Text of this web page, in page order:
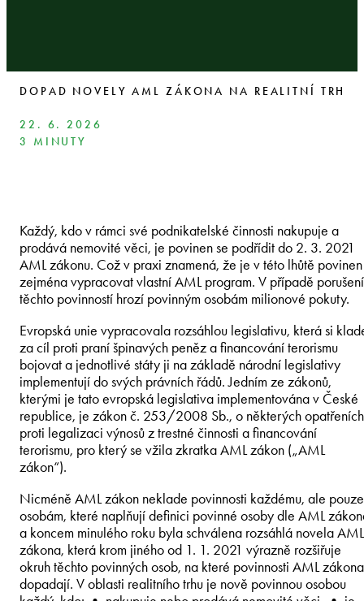
DOPAD NOVELY AML ZÁKONA NA REALITNÍ TRH
22. 6. 2026
3 MINUTY
Každý, kdo v rámci své podnikatelské činnosti nakupuje a
prodává nemovité věci, je povinen se podřídit do 2. 3. 2021
AML zákonu. Což v praxi znamená, že je v této lhůtě povinen
zejména vypracovat vlastní AML program. V případě porušení
těchto povinností hrozí povinným osobám milionové pokuty.
Evropská unie vypracovala rozsáhlou legislativu, která si
za cíl proti praní špinavých peněz a financování terorismu
bojovat a jednotlivé státy ji na základě národní legislativy
implementují do svých právních řádů. Jedním ze zákonů,
kterými je tato evropská legislativa implementována v České
republice, je zákon č. 253/2008 Sb., o některých opatřeních
proti legalizaci výnosů z trestné činnosti a financování
terorismu, pro který se vžila zkratka AML zákon („AML
zákon“).
Nicméně AML zákon neklade povinnosti každému, ale pouze
osobám, které naplňují definici povinné osoby dle AML
a koncem minulého roku byla schválena rozsáhlá novela AML
zákona, která krom jiného od 1. 1. 2021 výrazně rozšiřuje
okruh těchto povinných osob, na které povinnosti AML zákona
dopadají. V oblasti realitního trhu je nově povinnou osobou